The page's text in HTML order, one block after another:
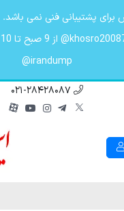
برای پشتیبانی فنی نمی باشد.
irandump@
021-28428087